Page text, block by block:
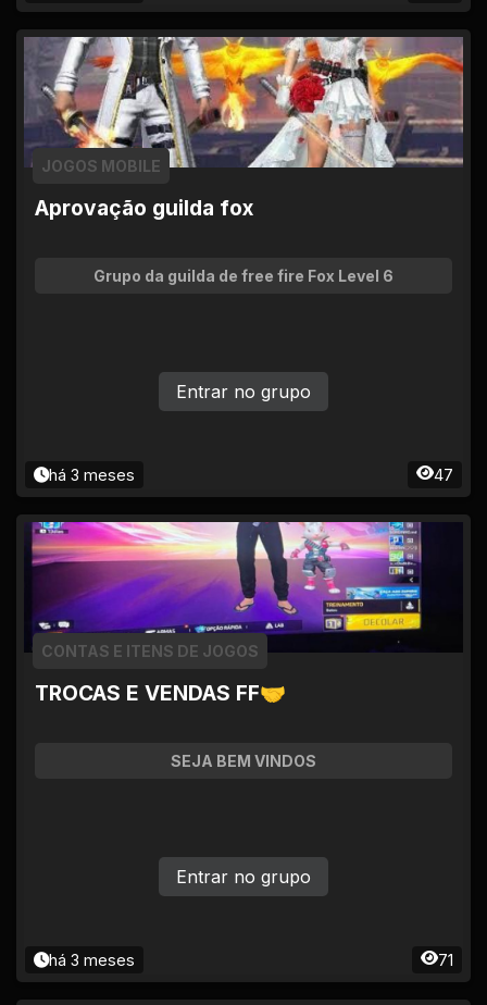
Aprovação guilda fox
JOGOS MOBILE
Grupo da guilda de free fire Fox Level 6
há 3 meses 47
Entrar no grupo
TROCAS E VENDAS FF🤝
CONTAS E ITENS DE JOGOS
SEJA BEM VINDOS
há 3 meses 71
Entrar no grupo